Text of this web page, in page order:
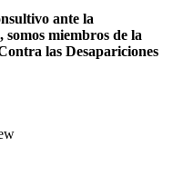
ante la
miembros de la
las Desapariciones